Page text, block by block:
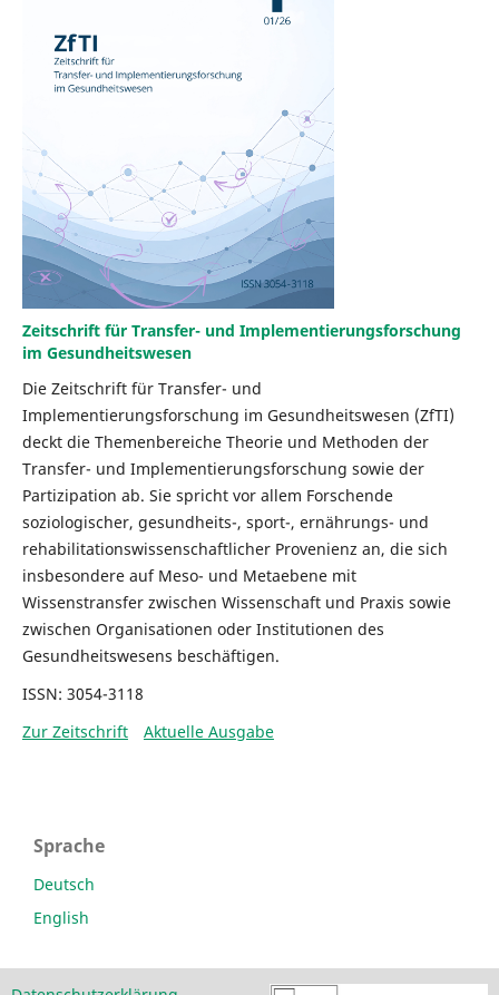
Zeitschrift für Transfer- und Implementierungsforschung
im Gesundheitswesen
Die Zeitschrift für Transfer- und
Implementierungsforschung im Gesundheitswesen (ZfTI)
deckt die Themenbereiche Theorie und Methoden der
Transfer- und Implementierungsforschung sowie der
Partizipation ab. Sie spricht vor allem Forschende
soziologischer, gesundheits-, sport-, ernährungs- und
rehabilitations­wissenschaftlicher Provenienz an, die sich
insbesondere auf Meso- und Metaebene mit
Wissenstransfer zwischen Wissenschaft und Praxis sowie
zwischen Organisationen oder Institutionen des
Gesundheitswesens beschäftigen.
ISSN: 3054-3118
Zur Zeitschrift
Aktuelle Ausgabe
Sprache
Deutsch
English